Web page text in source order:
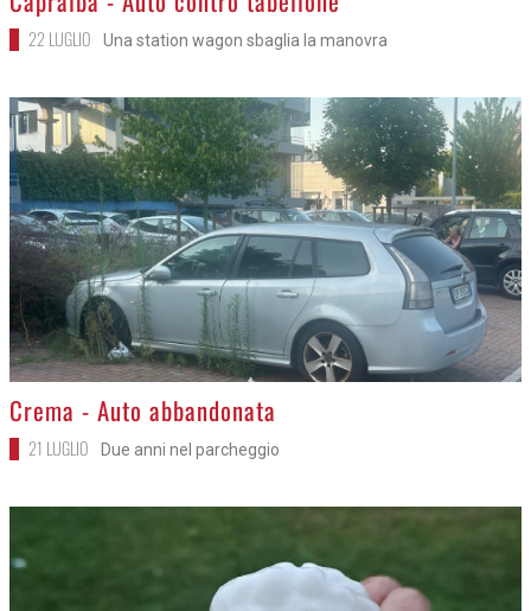
22 LUGLIO Una station wagon sbaglia la manovra
>
Crema - Auto abbandonata
21 LUGLIO Due anni nel parcheggio